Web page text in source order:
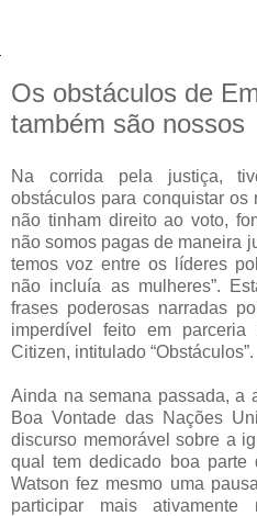
Os obstáculos de
também são nossos
Na corrida pela justiça,
obstáculos para conquistar os
não tinham direito ao voto,
não somos pagas de maneira
temos voz entre os líderes
não incluía as mulheres”.
frases poderosas narradas
imperdível feito em parceria
Citizen, intitulado “Obstáculos”.
Ainda na semana passada, a
Boa Vontade das Nações
discurso memorável sobre a
qual tem dedicado boa parte
Watson fez mesmo uma
participar mais